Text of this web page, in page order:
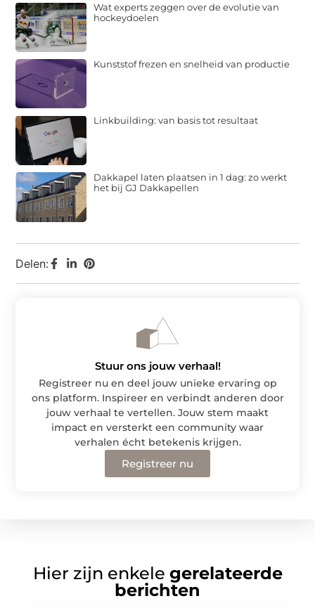
Delen:
Wat experts zeggen over de evolutie van
hockeydoelen
Kunststof frezen en snelheid van productie
Linkbuilding: van basis tot resultaat
Dakkapel laten plaatsen in 1 dag: zo werkt
het bij GJ Dakkapellen
Stuur ons jouw verhaal!
Registreer nu en deel jouw unieke ervaring op
ons platform. Inspireer en verbindt anderen door
jouw verhaal te vertellen. Jouw stem maakt
impact en versterkt een community waar
verhalen écht betekenis krijgen.
Registreer nu
Hier zijn enkele gerelateerde
berichten